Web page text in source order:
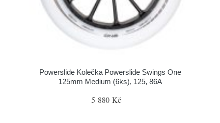
Powerslide Kolečka Powerslide Swings One
125mm Medium (6ks), 125, 86A
5 880 Kč